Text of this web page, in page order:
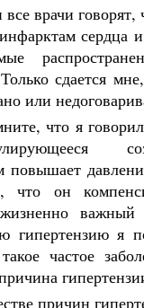
врачи говорят,
сердца
сдается
или
что я
повышает
что он
важный
гипертензию я
частое
причин